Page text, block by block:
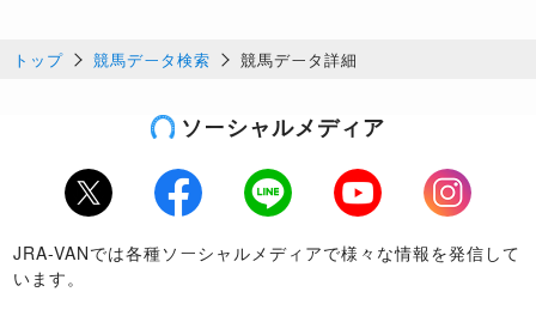
トップ 競馬データ検索 競馬データ詳細
ソーシャルメディア
Twitter Facebook LINE Youtube
Instagram
JRA-VANでは各種ソーシャルメディアで様々な情報を発信して
います。